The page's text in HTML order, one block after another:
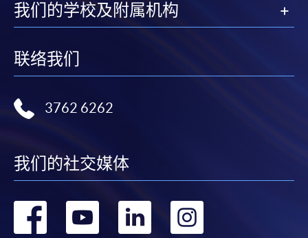
我们的学校及附属机构
联络我们
3762 6262
我们的社交媒体
转 转 转 转